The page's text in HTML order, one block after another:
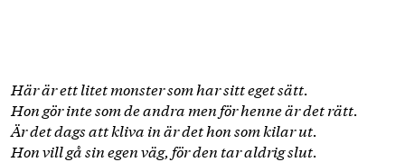
Här är ett litet monster som har sitt eget sätt.
Hon gör inte som de andra men för henne är det rätt.
Är det dags att kliva in är det hon som kilar ut.
Hon vill gå sin egen väg, för den tar aldrig slut.